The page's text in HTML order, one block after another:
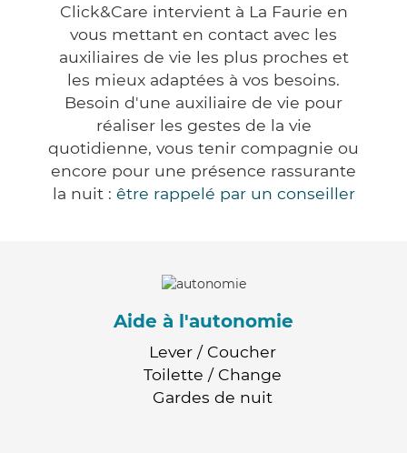
Click&Care intervient à La Faurie en
vous mettant en contact avec les
auxiliaires de vie les plus proches et
les mieux adaptées à vos besoins.
Besoin d'une auxiliaire de vie pour
réaliser les gestes de la vie
quotidienne, vous tenir compagnie ou
encore pour une présence rassurante
la nuit : être rappelé par un conseiller
Aide à l'autonomie
Lever / Coucher
Toilette / Change
Gardes de nuit